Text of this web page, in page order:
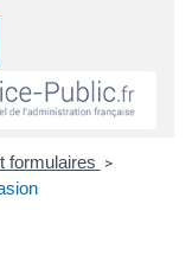
formulaires >